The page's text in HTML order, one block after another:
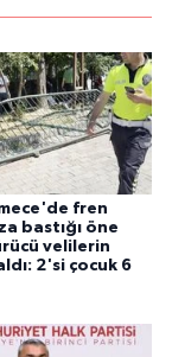
fren
bastığı öne
velilerin
2'si çocuk 6